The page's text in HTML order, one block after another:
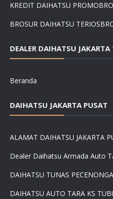
KREDIT DAIHATSU PROMO
BROSUR DAIHATSU TERIOS
DEALER DAIHATSU
Beranda
DAIHATSU JAKARTA PUSAT
ALAMAT DAIHATSU JAKARTA
Dealer Daihatsu Armada Auto
DAIHATSU TUNAS
DAIHATSU AUTO TARA KS